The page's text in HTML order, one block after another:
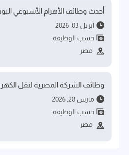
أحدث وظائف الأهرام الأسبوعي اليوم الجمعة
أبريل 03, 2026
حسب الوظيفة
مصر
وظائف الشركة المصرية لنقل الكهرباء
مارس 28, 2026
حسب الوظيفة
مصر